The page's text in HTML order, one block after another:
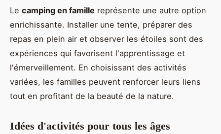
Le camping en famille représente une autre option
enrichissante. Installer une tente, préparer des
repas en plein air et observer les étoiles sont des
expériences qui favorisent l'apprentissage et
l'émerveillement. En choisissant des activités
variées, les familles peuvent renforcer leurs liens
tout en profitant de la beauté de la nature.
Idées d'activités pour tous les âges